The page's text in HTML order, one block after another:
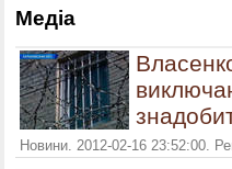
Медiа
Новини. 2012-02-16 23:52:00.